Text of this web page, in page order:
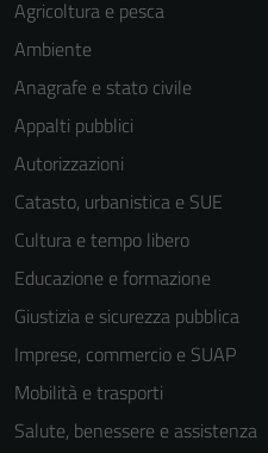
Agricoltura e pesca
Ambiente
Anagrafe e stato civile
Appalti pubblici
Autorizzazioni
Catasto, urbanistica e SUE
Cultura e tempo libero
Educazione e formazione
Giustizia e sicurezza pubblica
Imprese, commercio e SUAP
Mobilità e trasporti
Salute, benessere e assistenza